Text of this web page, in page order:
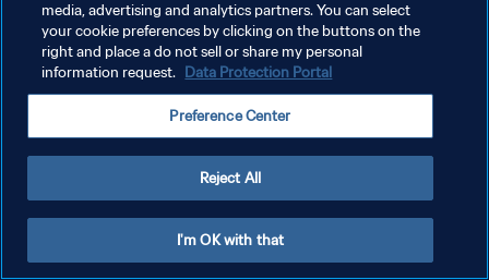
media, advertising and analytics partners. You can select
your cookie preferences by clicking on the buttons on the
right and place a do not sell or share my personal
information request. Data Protection Portal
Preference Center
Reject All
I'm OK with that